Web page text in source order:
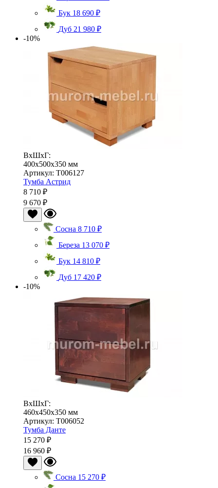
Бук 18 690 ₽
Дуб 21 980 ₽
-10%
ВхШхГ:
400x500x350 мм
Артикул: Т006127
Тумба Астрид
8 710 ₽
9 670 ₽
Сосна 8 710 ₽
Береза 13 070 ₽
Бук 14 810 ₽
Дуб 17 420 ₽
-10%
ВхШхГ:
460x450x350 мм
Артикул: Т006052
Тумба Данте
15 270 ₽
16 960 ₽
Сосна 15 270 ₽